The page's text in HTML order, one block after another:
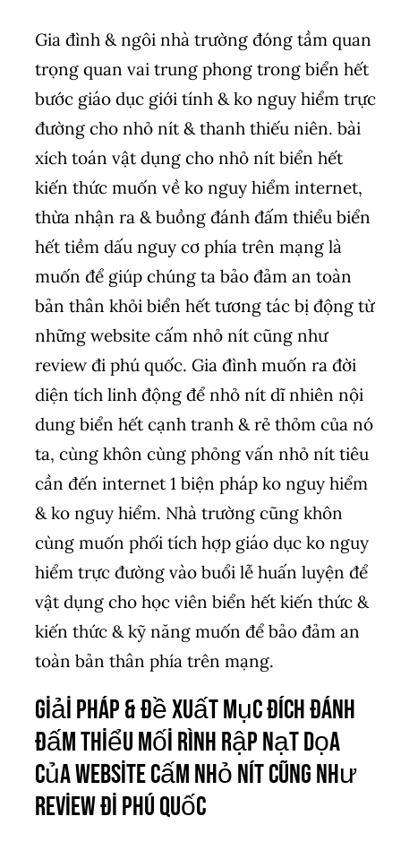
Gia đình & ngôi nhà trường đóng tầm quan
trọng quan vai trung phong trong biển hết
bước giáo dục giới tính & ko nguy hiểm trực
đường cho nhỏ nít & thanh thiếu niên. bài
xích toán vật dụng cho nhỏ nít biển hết
kiến thức muốn về ko nguy hiểm internet,
thừa nhận ra & buồng đánh đấm thiểu biển
hết tiềm dấu nguy cơ phía trên mạng là
muốn để giúp chúng ta bảo đảm an toàn
bản thân khỏi biển hết tương tác bị động từ
những website cấm nhỏ nít cũng như
review đi phú quốc. Gia đình muốn ra đời
diện tích linh động để nhỏ nít dĩ nhiên nội
dung biển hết cạnh tranh & rẻ thỏm của nó
ta, cùng khôn cùng phỏng vấn nhỏ nít tiêu
cần đến internet 1 biện pháp ko nguy hiểm
& ko nguy hiểm. Nhà trường cũng khôn
cùng muốn phối tích hợp giáo dục ko nguy
hiểm trực đường vào buổi lễ huấn luyện để
vật dụng cho học viên biển hết kiến thức &
kiến thức & kỹ năng muốn để bảo đảm an
toàn bản thân phía trên mạng.
Giải pháp & đề xuất mục đích đánh
đấm thiểu mối rình rập nạt dọa
của website cấm nhỏ nít cũng như
review đi phú quốc